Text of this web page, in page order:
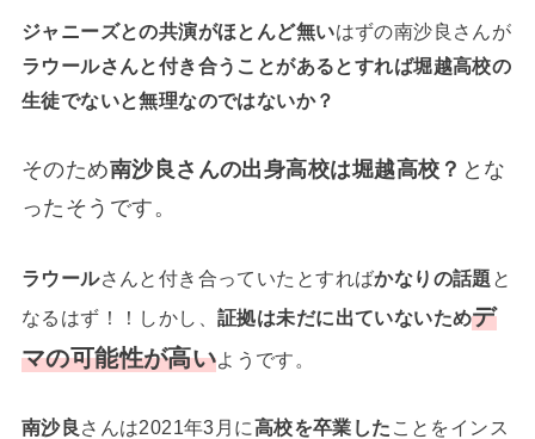
ジャニーズとの共演がほとんど無いはずの南沙良さんが
ラウールさんと付き合うことがあるとすれば堀越高校の
生徒でないと無理なのではないか？
そのため南沙良さんの出身高校は堀越高校？ とな
ったそうです。
ラウールさんと付き合っていたとすればかなりの話題 と
なるはず！！しかし、証拠は未だに出ていないためデ
マの可能性が高いようです。
南沙良 さんは2021年3月に高校を卒業した ことをインス